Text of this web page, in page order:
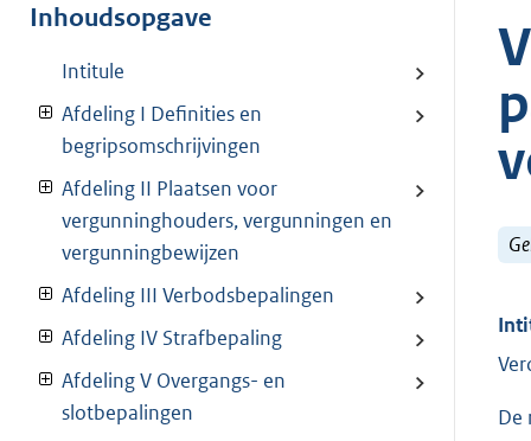
Inhoudsopgave
Intitule
Afdeling I Definities en
begripsomschrijvingen
Afdeling II Plaatsen voor
vergunninghouders, vergunningen en
vergunningbewijzen
Afdeling III Verbodsbepalingen
Afdeling IV Strafbepaling
Afdeling V Overgangs- en
slotbepalingen
De